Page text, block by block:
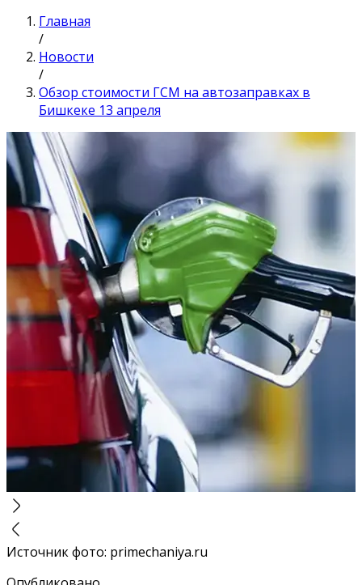
Главная
/
Новости
/
Обзор стоимости ГСМ на автозаправках в
Бишкеке 13 апреля
Источник фото: primechaniya.ru